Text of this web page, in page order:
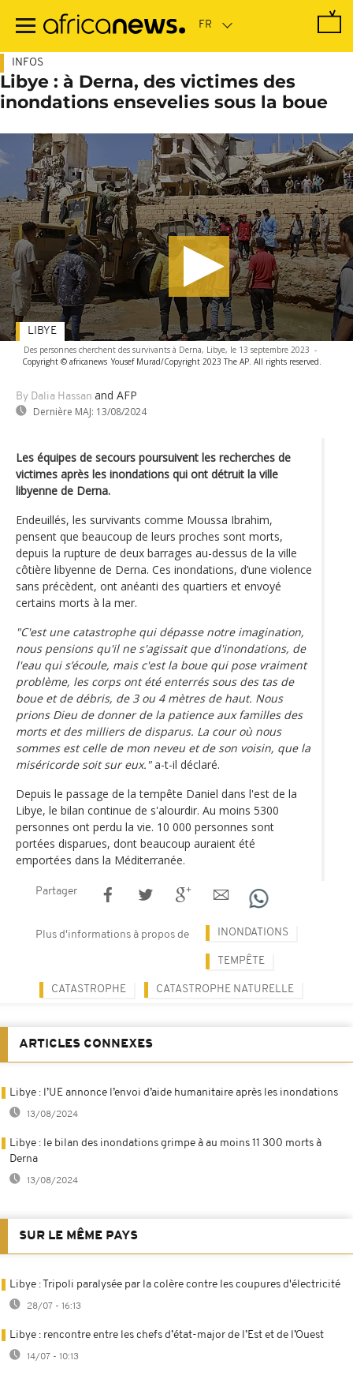
contenu
INFOS
Libye : à Derna, des victimes des
inondations ensevelies sous la boue
Des personnes cherchent des survivants à Derna, Libye, le 13 septembre 2023 -
Copyright © africanews Yousef Murad/Copyright 2023 The AP. All rights reserved.
By Dalia Hassan and AFP
Dernière MAJ: 13/08/2024
LIBYE
Les équipes de secours poursuivent les recherches de
victimes après les inondations qui ont détruit la ville
libyenne de Derna.
Endeuillés, les survivants comme Moussa Ibrahim,
pensent que beaucoup de leurs proches sont morts,
depuis la rupture de deux barrages au-dessus de la ville
côtière libyenne de Derna. Ces inondations, d’une violence
sans précèdent, ont anéanti des quartiers et envoyé
certains morts à la mer.
"C'est une catastrophe qui dépasse notre imagination,
nous pensions qu'il ne s'agissait que d'inondations, de
l'eau qui s’écoule, mais c'est la boue qui pose vraiment
problème, les corps ont été enterrés sous des tas de
boue et de débris, de 3 ou 4 mètres de haut. Nous
prions Dieu de donner de la patience aux familles des
morts et des milliers de disparus. La cour où nous
sommes est celle de mon neveu et de son voisin, que la
miséricorde soit sur eux."a-t-il déclaré.
Depuis le passage de la tempête Daniel dans l'est de la
Libye, le bilan continue de s'alourdir. Au moins 5300
personnes ont perdu la vie. 10 000 personnes sont
portées disparues, dont beaucoup auraient été
emportées dans la Méditerranée.
Partager
Plus d'informations à propos de INONDATIONS
TEMPÊTE
CATASTROPHE CATASTROPHE NATURELLE
ARTICLES CONNEXES
Libye : l’UE annonce l’envoi d’aide humanitaire après les inondations
13/08/2024
Libye : le bilan des inondations grimpe à au moins 11 300 morts à
Derna
13/08/2024
SUR LE MÊME PAYS
Libye : Tripoli paralysée par la colère contre les coupures d'électricité
28/07 - 16:13
Libye : rencontre entre les chefs d’état-major de l’Est et de l’Ouest
14/07 - 10:13